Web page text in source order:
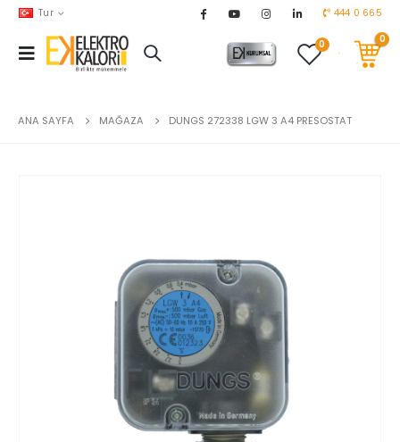
Tur 444 0 665
0 0
AKARYAKIT chevron_right
TEKNİK MALZEMELER chevron_right
chevron_right
ANA SAYFA MAĞAZA DUNGS 272338 LGW 3 A4 PRESOSTAT